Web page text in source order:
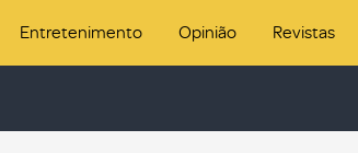
Entretenimento Opinião Revistas